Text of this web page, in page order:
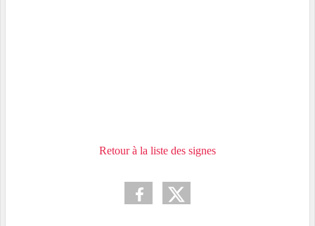
Retour à la liste des signes